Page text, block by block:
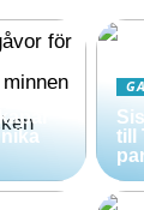
till